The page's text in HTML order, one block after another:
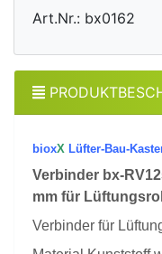
Art.Nr.: bx0162
bioxX Lüfter-Bau-
Verbinder bx-
mm für
Verbinder für